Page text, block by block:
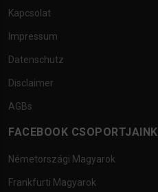
Kapcsolat
Impressum
Datenschutz
Disclaimer
AGBs
FACEBOOK CSOPORTJAINK
Németországi Magyarok
Frankfurti Magyarok